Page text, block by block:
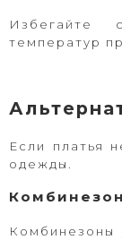
температур
Если платья
одежды.
Комбинезоны